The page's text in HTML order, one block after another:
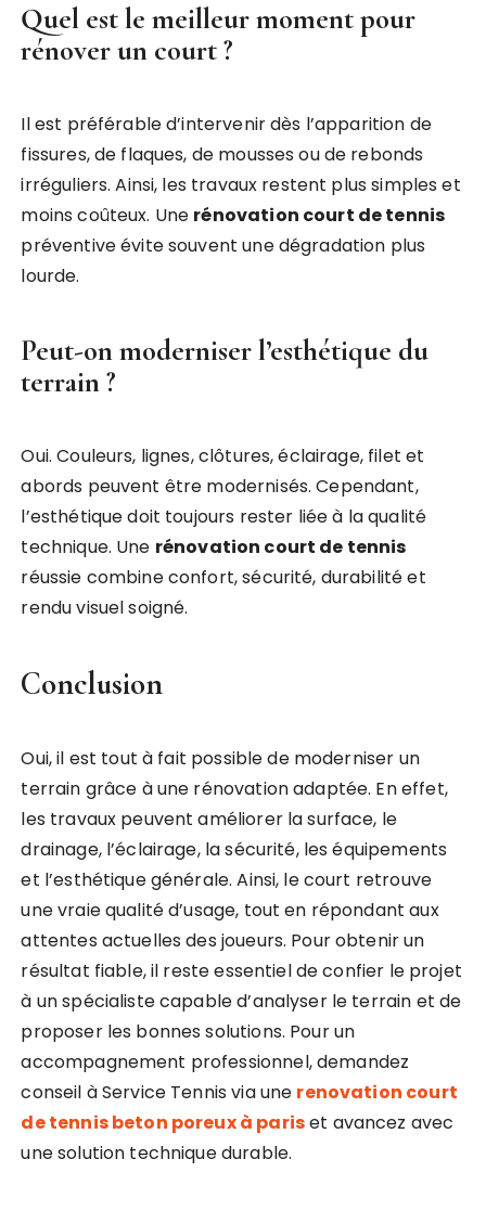
Quel est le meilleur moment pour
rénover un court ?
Il est préférable d’intervenir dès l’apparition de
fissures, de flaques, de mousses ou de rebonds
irréguliers. Ainsi, les travaux restent plus simples et
moins coûteux. Une rénovation court de tennis
préventive évite souvent une dégradation plus
lourde.
Peut-on moderniser l’esthétique du
terrain ?
Oui. Couleurs, lignes, clôtures, éclairage, filet et
abords peuvent être modernisés. Cependant,
l’esthétique doit toujours rester liée à la qualité
technique. Une rénovation court de tennis
réussie combine confort, sécurité, durabilité et
rendu visuel soigné.
Conclusion
Oui, il est tout à fait possible de moderniser un
terrain grâce à une rénovation adaptée. En effet,
les travaux peuvent améliorer la surface, le
drainage, l’éclairage, la sécurité, les équipements
et l’esthétique générale. Ainsi, le court retrouve
une vraie qualité d’usage, tout en répondant aux
attentes actuelles des joueurs. Pour obtenir un
résultat fiable, il reste essentiel de confier le projet
à un spécialiste capable d’analyser le terrain et de
proposer les bonnes solutions. Pour un
accompagnement professionnel, demandez
conseil à Service Tennis via une renovation court
de tennis beton poreux à pariset avancez avec
une solution technique durable.